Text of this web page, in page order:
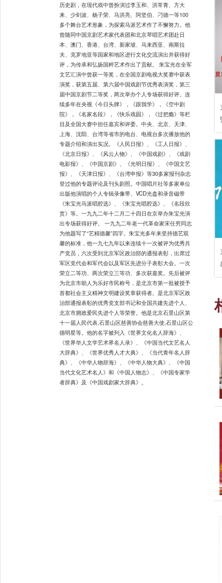
历史剧，在现代戏中曾扮演过李玉和、洪常青、方大
来、少剑波、杨子荣、马洪亮、阿坚伯、刁德一等100
多个舞台艺术形象，为探索马派艺术作了不懈努力。他
曾随同中国京剧艺术家代表团和北京琴唱艺术团赴日
本、澳门、香港、台湾、新家坡、马来西亚、南斯拉
夫、克罗地亚等国家和地区进行文化交流演出并获得好
评，为传承和弘扬国粹艺术作出了贡献。 朱宝光在全军
文艺汇演中曾获一等奖，在全国京剧电视大奖赛中获表
演奖，获第五届、第六届中国戏剧节优秀表演奖，第三
届中国京剧节二等奖，两次举办个人专场获得好评。连
续多年在央视《今日头牌》，《跟我学》，《空中剧
院》，《名家名段》，《快乐戏园》，《过把瘾》等栏
目及全国大赛中担任嘉宾和评委。中央、北京、天津、
上海、沈阳、台湾等省市的电台、电视台多次播放他的
专题介绍和演出实况。《人民日报》、《工人日报》、
《北京日报》、《风云人物》、《中国戏剧》、《戏剧
电影报》、《中国京剧》、《光明日报》、《中国文艺
报》、《天津日报》、《台湾申报》等30多家报刊杂志
登过他的专题评论及刊头剧照。中国唱片社等多家单位
出版他演唱的个人专辑录像带、VCD光盘和录音磁带
《朱宝光马派唱腔选》、《朱宝光唱腔选》、《名段欣
赏》等。一九九二年十二月二十四日在京举办朱宝光演
出专场获得好评。 一九九二年老一代革命家宋任穷同志
为他题写了“艺精德馨”四字。朱宝光多年来坚持德艺双
馨的标准，他一九七九年以来连续十一次被评为优秀共
产党员，六次受到北京军区政治部的通报表彰，出席过
军区党代会和军代会以及军区先进分子表彰大会。一次
荣立二等功、两次荣立三等功、多次获嘉奖。先后被评
为北京市助人为乐好市民称号，是北京市第一批被授予
首都社会主义精神文明建设奖章获得者。是北京军区政
治部通报表彰的优秀党支部书记和全国共建先进个人、
北京市拥政爱民先进个人等荣誉。他是北京石景山区第
十一届人民代表,石景山区慈善协会慈善大使,石景山区公
德明星等。他的名字被列入《世界文化名人辞海》、
《世界华人文学艺术界名人录》、《中国当代文艺名人
大辞典》、《世界优秀人才大典》、《当代青年名人辞
典》、《中华人物辞海》、《中华人物大典》、《中国
当代文化艺术名人》和《中国人物志》、《中国专家学
者辞典》及《中国戏剧家大辞典》。